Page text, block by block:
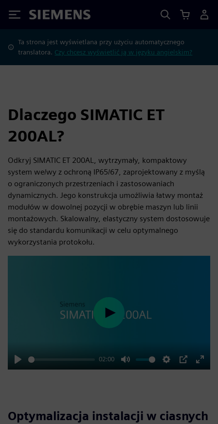
Siemens
Ta strona jest wyświetlana przy użyciu automatycznego
translatora. Czy chcesz wyświetlić ją w języku angielskim?
Dlaczego SIMATIC ET
200AL?
Odkryj SIMATIC ET 200AL, wytrzymały, kompaktowy
system we/wy z ochroną IP65/67, zaprojektowany z myślą
o ograniczonych przestrzeniach i zastosowaniach
dynamicznych. Jego konstrukcja umożliwia łatwy montaż
modułów w dowolnej pozycji w obrębie maszyn lub linii
montażowych. Skalowalny, elastyczny system dostosowuje
się do standardu komunikacji w celu optymalnego
wykorzystania protokołu.
Play
02:00
Mute Settings
PIP
Enter
Play
Optymalizacja instalacji w ciasnych